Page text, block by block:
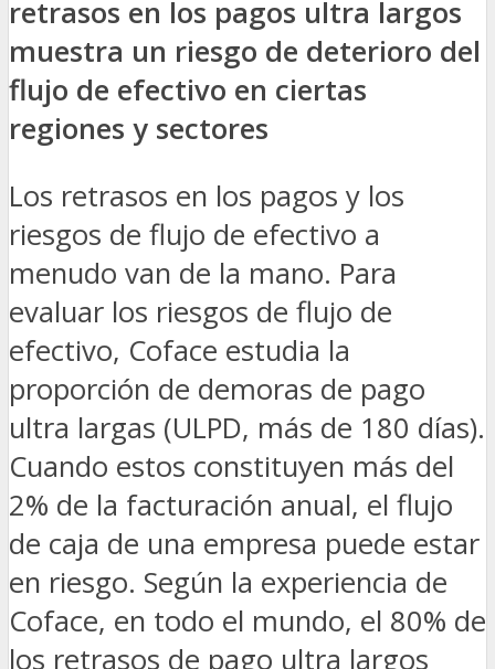
retrasos en los pagos ultra largos
muestra un riesgo de deterioro del
flujo de efectivo en ciertas
regiones y sectores
Los retrasos en los pagos y los
riesgos de flujo de efectivo a
menudo van de la mano. Para
evaluar los riesgos de flujo de
efectivo, Coface estudia la
proporción de demoras de pago
ultra largas (ULPD, más de 180 días).
Cuando estos constituyen más del
2% de la facturación anual, el flujo
de caja de una empresa puede estar
en riesgo. Según la experiencia de
Coface, en todo el mundo, el 80% de
los retrasos de pago ultra largos